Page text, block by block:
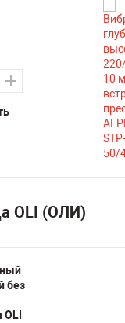
OLI (ОЛИ)
без